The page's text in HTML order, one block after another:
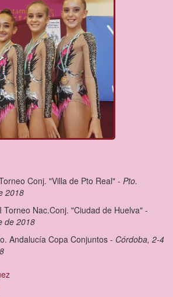
Conj. "Villa de Pto Real" - Pto.
2018
Torneo Nac.Conj. "Ciudad de Huelva" -
de 2018
Andalucía Copa Conjuntos - Córdoba, 2-4